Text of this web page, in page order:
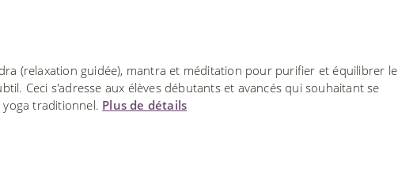
(relaxation guidée), mantra et méditation pour purifier et équilibrer le
Ceci s'adresse aux élèves débutants et avancés qui souhaitant se
traditionnel. Plus de détails